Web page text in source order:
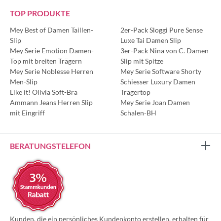
TOP PRODUKTE
Mey Best of Damen Taillen-
Slip
Mey Serie Emotion Damen-
Top mit breiten Trägern
Mey Serie Noblesse Herren
Men-Slip
Like it! Olivia Soft-Bra
Ammann Jeans Herren Slip
mit Eingriff
2er-Pack Sloggi Pure Sense
Luxe Tai Damen Slip
3er-Pack Nina von C. Damen
Slip mit Spitze
Mey Serie Software Shorty
Schiesser Luxury Damen
Trägertop
Mey Serie Joan Damen
Schalen-BH
BERATUNGSTELEFON
Kunden, die ein persönliches Kundenkonto erstellen, erhalten für